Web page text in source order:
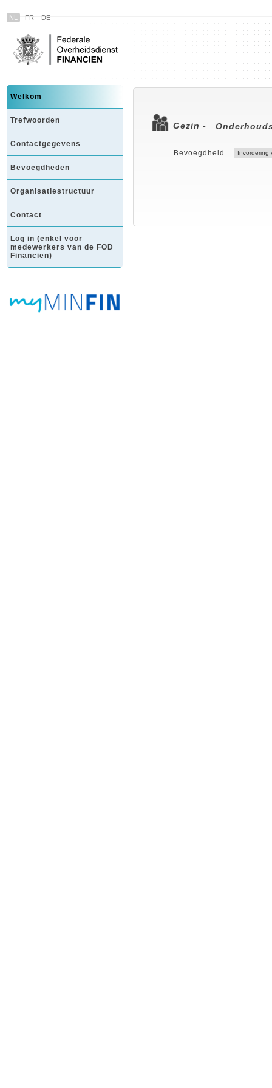
NL FR DE
Welkom
Trefwoorden
Contactgegevens
Bevoegdheden
Organisatiestructuur
Contact
Log in (enkel voor
medewerkers van de FOD
Financiën)
Gezin -
Bevoegdheid